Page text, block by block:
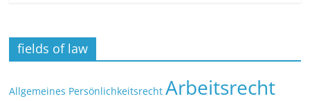
fields of law
Allgemeines Persönlichkeitsrecht Arbeitsrecht